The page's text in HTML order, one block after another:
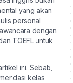
yang akan
personal
dengan
TOEFL untuk
ini. Sebab,
kelas